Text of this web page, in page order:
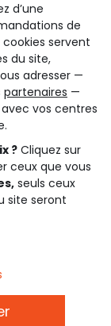
d’une
de
servent
du site,
adresser —
partenaires —
vos centres
? Cliquez sur
ceux que vous
seuls ceux
site seront